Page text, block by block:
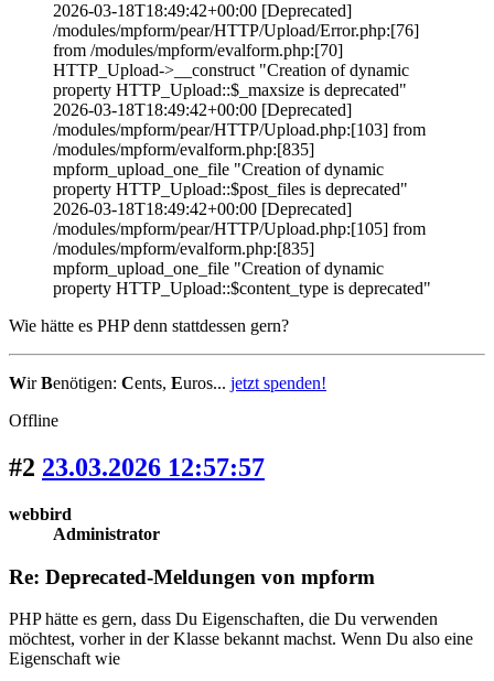
2026-03-18T18:49:42+00:00 [Deprecated]
/modules/mpform/pear/HTTP/Upload/Error.php:[76]
from /modules/mpform/evalform.php:[70]
HTTP_Upload->__construct "Creation of dynamic
property HTTP_Upload::$_maxsize is deprecated"
2026-03-18T18:49:42+00:00 [Deprecated]
/modules/mpform/pear/HTTP/Upload.php:[103] from
/modules/mpform/evalform.php:[835]
mpform_upload_one_file "Creation of dynamic
property HTTP_Upload::$post_files is deprecated"
2026-03-18T18:49:42+00:00 [Deprecated]
/modules/mpform/pear/HTTP/Upload.php:[105] from
/modules/mpform/evalform.php:[835]
mpform_upload_one_file "Creation of dynamic
property HTTP_Upload::$content_type is deprecated"
Wie hätte es PHP denn stattdessen gern?
WirBenötigen: Cents, Euros... jetzt spenden!
Offline
#2 23.03.2026 12:57:57
webbird
Administrator
Re: Deprecated-Meldungen von mpform
PHP hätte es gern, dass Du Eigenschaften, die Du verwenden
möchtest, vorher in der Klasse bekannt machst. Wenn Du also eine
Eigenschaft wie